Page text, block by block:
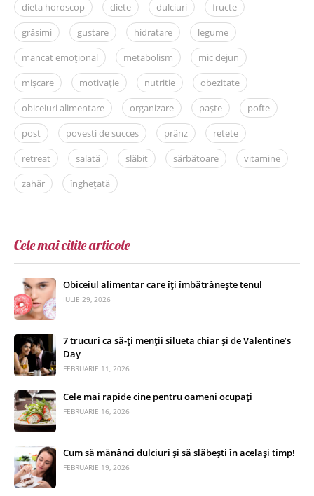
dieta horoscop
diete dulciuri
fructe
grăsimi
gustare hidratare
legume
mancat emoțional
metabolism
mic dejun
mișcare
motivație nutritie
obezitate
obiceiuri alimentare
organizare paște
pofte
post
povesti de succes prânz
retete
retreat
salată slăbit sărbătoare
vitamine
zahăr
înghețată
Cele mai citite articole
Obiceiul alimentar care îți îmbătrânește tenul
IULIE 29, 2026
7 trucuri ca să-ți menții silueta chiar și de Valentine’s
Day
FEBRUARIE 11, 2026
Cele mai rapide cine pentru oameni ocupați
FEBRUARIE 16, 2026
Cum să mănânci dulciuri și să slăbești în același timp!
FEBRUARIE 19, 2026